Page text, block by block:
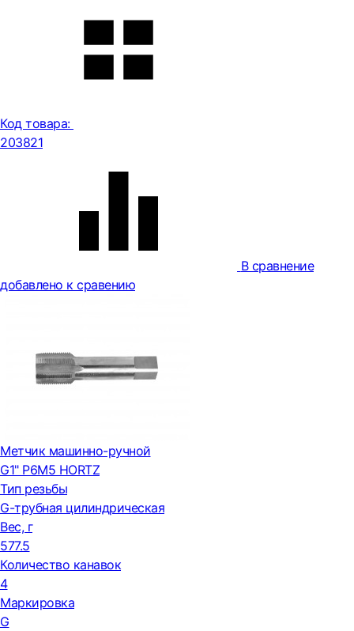
Код товара:
203821
В сравнение
добавлено к сравению
Метчик машинно-ручной
G1" Р6М5 HORTZ
Тип резьбы
G-трубная цилиндрическая
Вес, г
577.5
Количество канавок
4
Маркировка
G